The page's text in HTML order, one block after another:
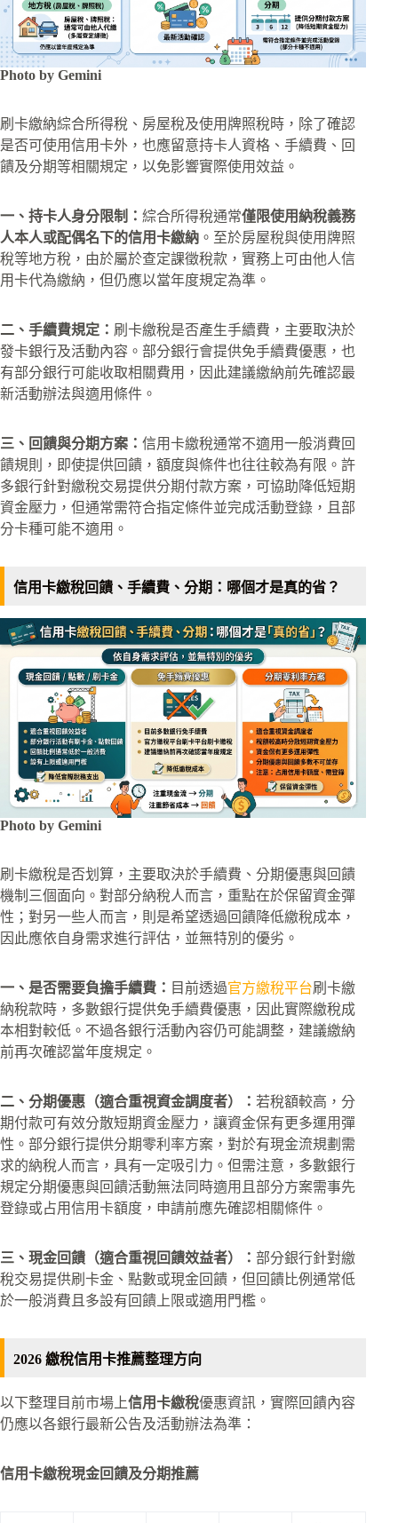
Photo by Gemini
刷卡繳納綜合所得稅、房屋稅及使用牌照稅時，除了確認
是否可使用信用卡外，也應留意持卡人資格、手續費、回
饋及分期等相關規定，以免影響實際使用效益。
一、持卡人身分限制： 綜合所得稅通常僅限使用納稅義務
人本人或配偶名下的信用卡繳納 。至於房屋稅與使用牌照
稅等地方稅，由於屬於查定課徵稅款，實務上可由他人信
用卡代為繳納，但仍應以當年度規定為準。
二、手續費規定： 刷卡繳稅是否產生手續費，主要取決於
發卡銀行及活動內容。部分銀行會提供免手續費優惠，也
有部分銀行可能收取相關費用，因此建議繳納前先確認最
新活動辦法與適用條件。
三、回饋與分期方案： 信用卡繳稅通常不適用一般消費回
饋規則，即使提供回饋，額度與條件也往往較為有限。許
多銀行針對繳稅交易提供分期付款方案，可協助降低短期
資金壓力，但通常需符合指定條件並完成活動登錄，且部
分卡種可能不適用。
信用卡繳稅回饋、手續費、分期：哪個才是真的省？
Photo by Gemini
刷卡繳稅是否划算，主要取決於手續費、分期優惠與回饋
機制三個面向。對部分納稅人而言，重點在於保留資金彈
性；對另一些人而言，則是希望透過回饋降低繳稅成本，
因此應依自身需求進行評估，並無特別的優劣。
一、是否需要負擔手續費： 目前透過官方繳稅平台刷卡繳
納稅款時，多數銀行提供免手續費優惠，因此實際繳稅成
本相對較低。不過各銀行活動內容仍可能調整，建議繳納
前再次確認當年度規定。
二、分期優惠（適合重視資金調度者）： 若稅額較高，分
期付款可有效分散短期資金壓力，讓資金保有更多運用彈
性。部分銀行提供分期零利率方案，對於有現金流規劃需
求的納稅人而言，具有一定吸引力。但需注意，多數銀行
規定分期優惠與回饋活動無法同時適用且部分方案需事先
登錄或占用信用卡額度，申請前應先確認相關條件。
三、現金回饋（適合重視回饋效益者）： 部分銀行針對繳
稅交易提供刷卡金、點數或現金回饋，但回饋比例通常低
於一般消費且多設有回饋上限或適用門檻。
2026 繳稅信用卡推薦整理方向
以下整理目前市場上信用卡繳稅優惠資訊，實際回饋內容
仍應以各銀行最新公告及活動辦法為準：
信用卡繳稅現金回饋及分期推薦